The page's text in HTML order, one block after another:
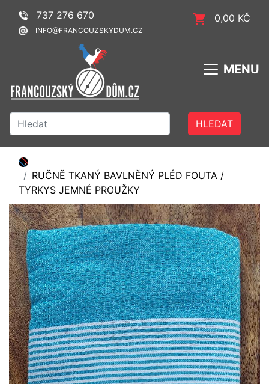
737 276 670 0,00 KČ
INFO@FRANCOUZSKYDUM.CZ
MENU
HLEDAT
RUČNĚ TKANÝ BAVLNĚNÝ PLÉD FOUTA /
TYRKYS JEMNÉ PROUŽKY